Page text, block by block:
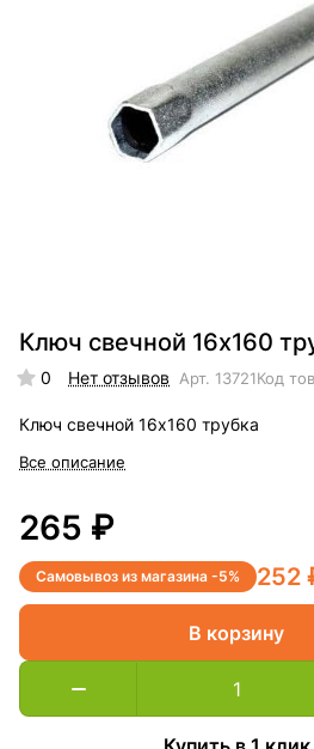
Ключ свечной 16х160
0 Нет отзывов Арт. 13721Код
Ключ свечной 16х160 трубка
Все описание
265 ₽
Самовывоз из магазина -5% 252
В корзину